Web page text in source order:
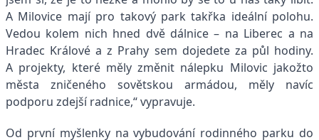
A Milovice mají pro takový park takřka ideální polohu.
Vedou kolem nich hned dvě dálnice – na Liberec a na
Hradec Králové a z Prahy sem dojedete za půl hodiny.
A projekty, které měly změnit nálepku Milovic jakožto
města zničeného sovětskou armádou, měly navíc
podporu zdejší radnice,“ vypravuje.
Od první myšlenky na vybudování rodinného parku do